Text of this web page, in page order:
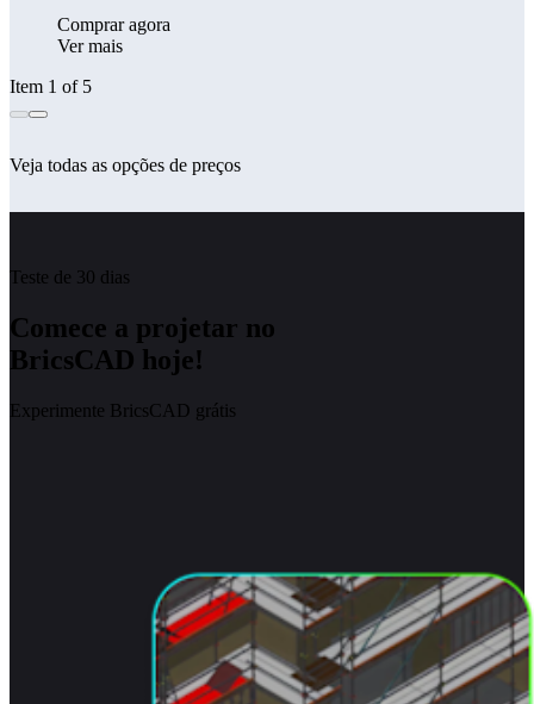
Comprar agora
Ver mais
Item 1 of 5
Veja todas as opções de preços
Teste de 30 dias
Comece a projetar no
BricsCAD hoje!
Experimente BricsCAD grátis